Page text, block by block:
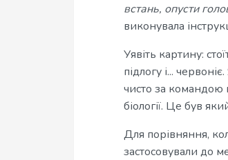
встань, опусти
виконувала
Уявіть картину:
підлогу і...
чисто за командою
біології. Це був
Для порівняння,
застосовували до